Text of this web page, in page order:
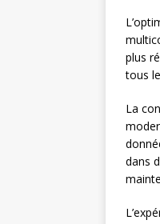
plus
tous
La
dans